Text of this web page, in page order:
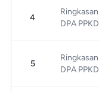
4
Ringkasan
DPA PPKD
5
Ringkasan
DPA PPKD